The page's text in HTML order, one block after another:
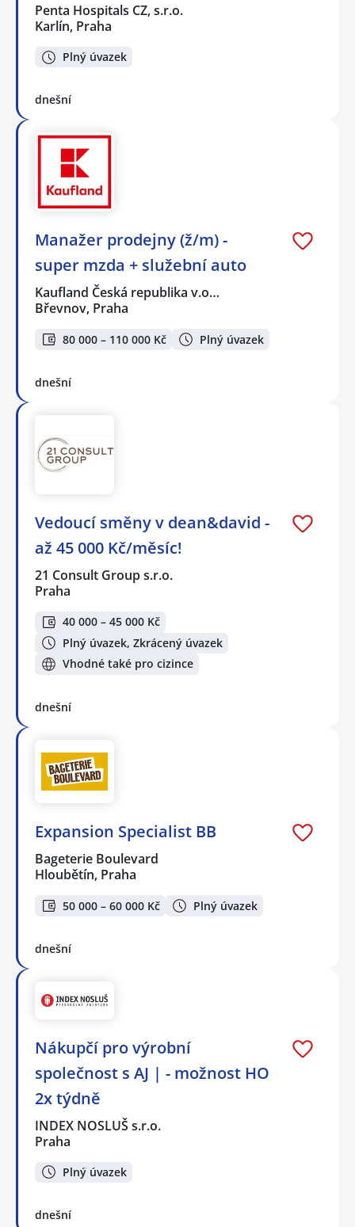
Penta Hospitals CZ, s.r.o.
Karlín, Praha
Plný úvazek
dnešní
Manažer prodejny (ž/m) -
super mzda + služební auto
Kaufland Česká republika v.o…
Břevnov, Praha
80 000 – 110 000 Kč Plný úvazek
dnešní
Vedoucí směny v dean&david -
až 45 000 Kč/měsíc!
21 Consult Group s.r.o.
Praha
40 000 – 45 000 Kč
Plný úvazek, Zkrácený úvazek
Vhodné také pro cizince
dnešní
Expansion Specialist BB
Bageterie Boulevard
Hloubětín, Praha
50 000 – 60 000 Kč Plný úvazek
dnešní
Nákupčí pro výrobní
společnost s AJ | - možnost HO
2x týdně
INDEX NOSLUŠ s.r.o.
Praha
Plný úvazek
dnešní